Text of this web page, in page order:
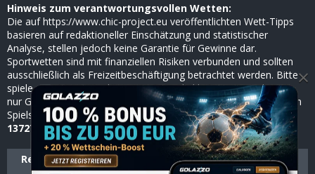
Hinweis zum verantwortungsvollen Wetten:
Die auf https://www.chic-project.eu veröffentlichten Wett-Tipps
basieren auf redaktioneller Einschätzung und statistischer
Analyse, stellen jedoch keine Garantie für Gewinne dar.
Sportwetten sind mit finanziellen Risiken verbunden und sollten
ausschließlich als Freizeitbeschäftigung betrachtet werden. Bitte
spiele verantwortungsbewusst, setze dir klare Limits und nutze
nur Geld, dessen Verlust du verkraften kannst. Bei Anzeichen von
Spielsucht hilft dieBZgAanonym und kostenlos unter0800
1372700(ab 18 Jahren).
Redaktion & Experten
Reaktionelle Richtlinien
×